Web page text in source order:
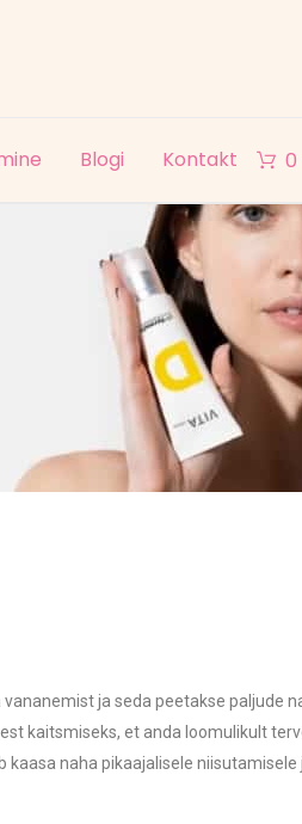
tellimustel alates60,00
Blogi Kontakt 0
ja seda peetakse paljude
kaitsmiseks, et anda loomulikult
naha pikaajalisele niisutamisele